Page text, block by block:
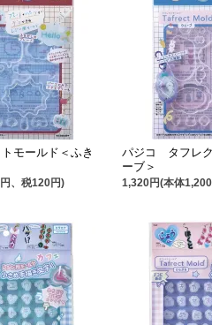
モールド＜ふき
、税120円)
パジコ タフレ
ーブ＞
1,320円(本体